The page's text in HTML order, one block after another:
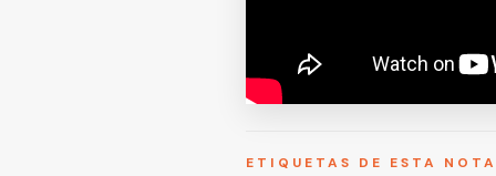
ETIQUETAS DE ESTA NOTA